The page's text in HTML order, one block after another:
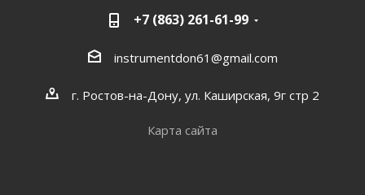
+7 (863) 261-61-99
instrumentdon61@gmail.com
г. Ростов-на-Дону, ул. Каширская, 9г стр 2
Карта сайта